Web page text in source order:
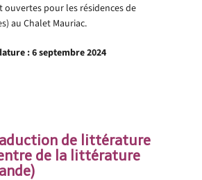
ouvertes pour les résidences de
au Chalet Mauriac.
:6 septembre 2024
de littérature
de la littérature